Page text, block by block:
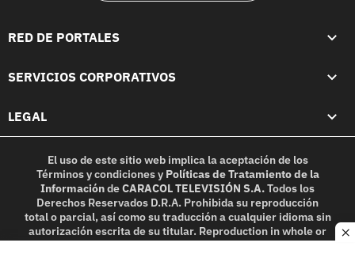
RED DE PORTALES
SERVICIOS CORPORATIVOS
LEGAL
El uso de este sitio web implica la aceptación de los
Términos y condicionesy Políticas de Tratamiento de la
InformacióndeCARACOL TELEVISIÓN S.A.Todos los
Derechos Reservados D.R.A. Prohibida su reproducción
total o parcial, así como su traducción a cualquier idioma sin
autorización escrita de su titular. Reproduction in whole or
in part, or translation without written permission is